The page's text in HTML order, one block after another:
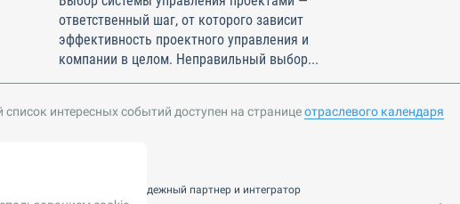
ответственный шаг, от которого зависит
эффективность проектного управления и
компании в целом. Неправильный выбор...
интересных событий доступен на страницеотраслевого календаря
consulting — ваш надежный партнер и интегратор